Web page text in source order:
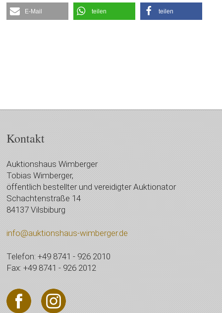
E-Mail teilen teilen
Kontakt
Auktionshaus Wimberger
Tobias Wimberger,
öffentlich bestellter und vereidigter Auktionator
Schachtenstraße 14
84137 Vilsbiburg
info@auktionshaus-wimberger.de
Telefon: +49 8741 - 926 2010
Fax: +49 8741 - 926 2012